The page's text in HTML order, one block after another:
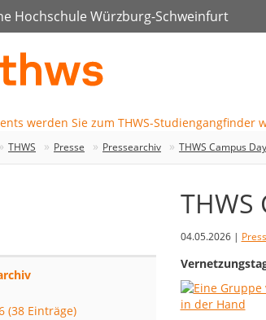
Hochschule Würzburg-Schweinfurt
THWS Presse Pressearchiv THWS Campus
04.05.2026 |
(38 Einträge)